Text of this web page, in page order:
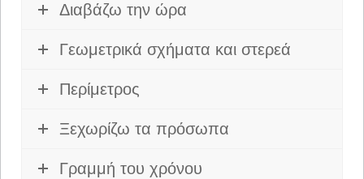
Διαβάζω την ώρα
Γεωμετρικά σχήματα και στερεά
Περίμετρος
Ξεχωρίζω τα πρόσωπα
Γραμμή του χρόνου